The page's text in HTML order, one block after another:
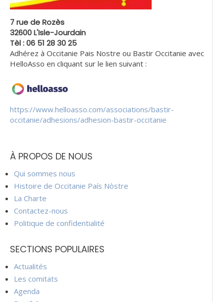
7 rue de Rozès
32600 L'Isle-Jourdain
Tèl : 06 51 28 30 25
Adhérez à Occitanie Pais Nostre ou Bastir Occitanie avec
HelloAsso en cliquant sur le lien suivant :
https://www.helloasso.com/associations/bastir-
occitanie/adhesions/adhesion-bastir-occitanie
À PROPOS DE NOUS
Qui sommes nous
Histoire de Occitanie País Nòstre
La Charte
Contactez-nous
Politique de confidentialité
SECTIONS POPULAIRES
Actualités
Les comitats
Agenda